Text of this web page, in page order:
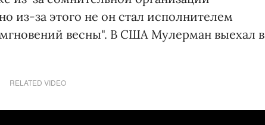
из-за этого не он стал исполнителем
весны". В США Мулерман выехал в
RELATED VIDEO